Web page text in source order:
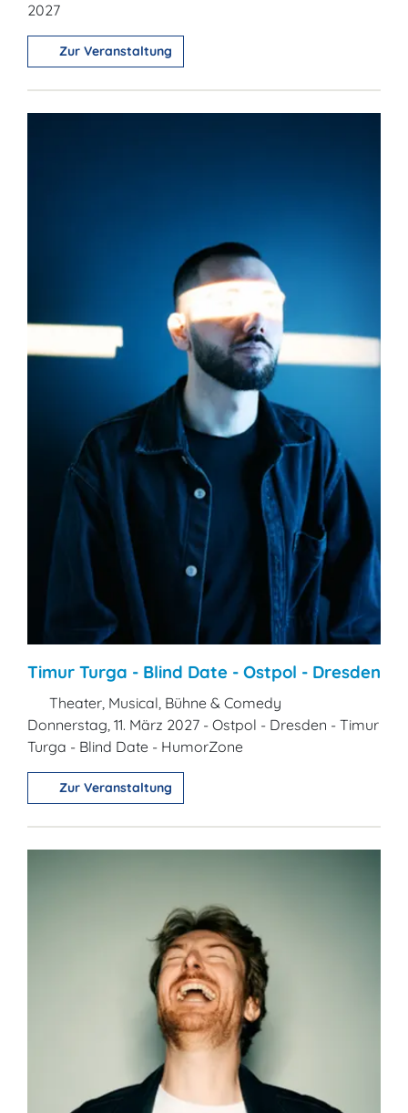
2027
Zur Veranstaltung
Timur Turga - Blind Date - Ostpol - Dresden
Theater, Musical, Bühne & Comedy
Donnerstag, 11. März 2027 - Ostpol - Dresden - Timur
Turga - Blind Date - HumorZone
Zur Veranstaltung